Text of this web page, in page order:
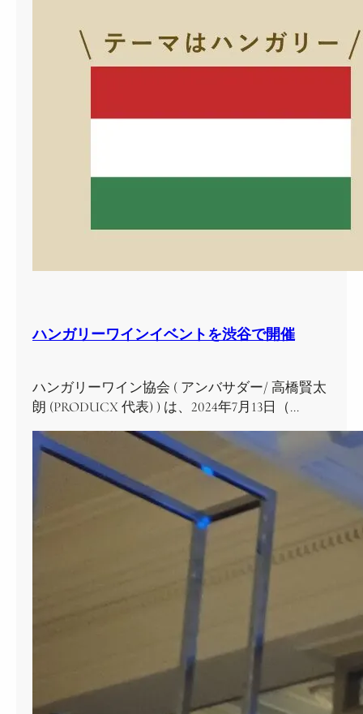
ハンガリーワインイベントを渋谷で開催
ハンガリーワイン協会 ( アンバサダー/ 高橋賢太
朗 (PRODUCX 代表) ) は、2024年7月13日（…